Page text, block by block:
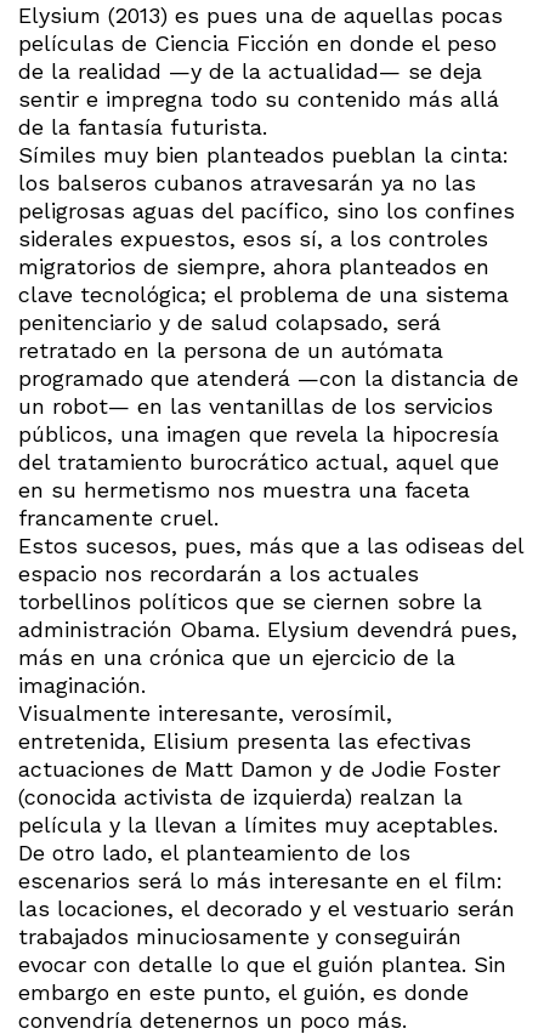
Elysium (2013) es pues una de aquellas pocas
películas de Ciencia Ficción en donde el peso
de la realidad —y de la actualidad— se deja
sentir e impregna todo su contenido más allá
de la fantasía futurista.
Símiles muy bien planteados pueblan la cinta:
los balseros cubanos atravesarán ya no las
peligrosas aguas del pacífico, sino los confines
siderales expuestos, esos sí, a los controles
migratorios de siempre, ahora planteados en
clave tecnológica; el problema de una sistema
penitenciario y de salud colapsado, será
retratado en la persona de un autómata
programado que atenderá —con la distancia de
un robot— en las ventanillas de los servicios
públicos, una imagen que revela la hipocresía
del tratamiento burocrático actual, aquel que
en su hermetismo nos muestra una faceta
francamente cruel.
Estos sucesos, pues, más que a las odiseas del
espacio nos recordarán a los actuales
torbellinos políticos que se ciernen sobre la
administración Obama. Elysium devendrá pues,
más en una crónica que un ejercicio de la
imaginación.
Visualmente interesante, verosímil,
entretenida, Elisium presenta las efectivas
actuaciones de Matt Damon y de Jodie Foster
(conocida activista de izquierda) realzan la
película y la llevan a límites muy aceptables.
De otro lado, el planteamiento de los
escenarios será lo más interesante en el film:
las locaciones, el decorado y el vestuario serán
trabajados minuciosamente y conseguirán
evocar con detalle lo que el guión plantea. Sin
embargo en este punto, el guión, es donde
convendría detenernos un poco más.